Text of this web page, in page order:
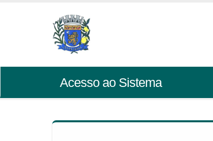
Acesso ao Sistema